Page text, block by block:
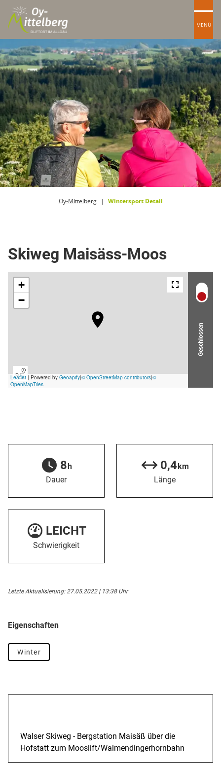
MENÜ
Oy-Mittelberg Wintersport Detail
Skiweg Maisäss-Moos
Geschlossen
8h
Dauer
0,4km
Länge
LEICHT
Schwierigkeit
Letzte Aktualisierung: 27.05.2022 | 13:38 Uhr
Eigenschaften
Winter
Walser Skiweg - Bergstation Maisäß über die
Hofstatt zum Mooslift/Walmendingerhornbahn